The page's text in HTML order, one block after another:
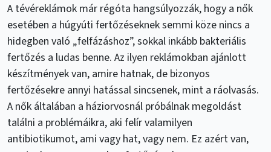
A tévéreklámok már régóta hangsúlyozzák, hogy a nők
esetében a húgyúti fertőzéseknek semmi köze nincs a
hidegben való „felfázáshoz”, sokkal inkább bakteriális
fertőzés a ludas benne. Az ilyen reklámokban ajánlott
készítmények van, amire hatnak, de bizonyos
fertőzésekre annyi hatással sincsenek, mint a ráolvasás.
A nők általában a háziorvosnál próbálnak megoldást
találni a problémáikra, aki felír valamilyen
antibiotikumot, ami vagy hat, vagy nem. Ez azért van,